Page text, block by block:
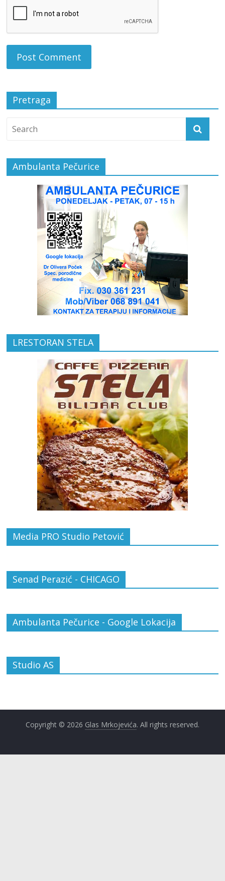
Pretraga
Ambulanta Pečurice
LRESTORAN STELA
Media PRO Studio Petović
Senad Perazić - CHICAGO
Ambulanta Pečurice - Google Lokacija
Studio AS
Copyright © 2026 Glas Mrkojevića. All rights reserved.